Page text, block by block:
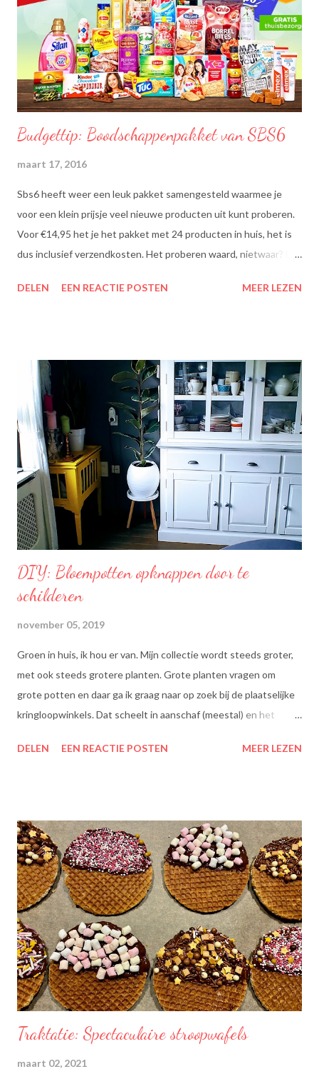
Budgettip: Boodschappenpakket van SBS6
maart 17, 2016
Sbs6 heeft weer een leuk pakket samengesteld waarmee je
voor een klein prijsje veel nieuwe producten uit kunt proberen.
Voor €14,95 het je het pakket met 24 producten in huis, het is
dus inclusief verzendkosten. Het proberen waard, nietwaar? Dit
theesmaken van Lipton: voor een goed moment dat heerlijk
mengsel van zonnebloem-, lijnzaad- en koolzaadolie. Het bevat
Omega’s 3 & 6 die goed zijn voor hart en bloedvaten. Omega's 3
& 6 zijn meervoudig onverzadigde vetzuren, die het lichaam niet
zelf kan aanmaken. Ze dragen bij tot de instandhouding van een
normaal cholesterolgehalte in het bloed. Becel Dieetolie geeft
een optimale smaak aan uw gerechten, met behoud van de
smaak van uw originele ingrediënten. Naast warme toepassing
l...
DELEN EEN REACTIE POSTEN MEER LEZEN
DIY: Bloempotten opknappen door te
schilderen
november 05, 2019
Groen in huis, ik hou er van. Mijn collectie wordt steeds groter,
met ook steeds grotere planten. Grote planten vragen om
grote potten en daar ga ik graag naar op zoek bij de plaatselijke
kringloopwinkels. Dat scheelt in aanschaf (meestal) en het
voor onze planeet, nietwaar?
DELEN EEN REACTIE POSTEN MEER LEZEN
Traktatie: Spectaculaire stroopwafels
maart 02, 2021